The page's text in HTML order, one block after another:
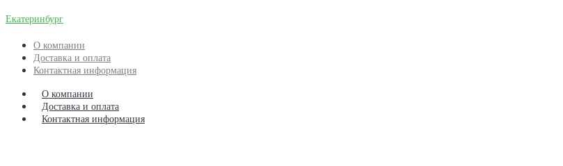
Екатеринбург
О компании
Доставка и оплата
Контактная информация
О компании
Доставка и оплата
Контактная информация